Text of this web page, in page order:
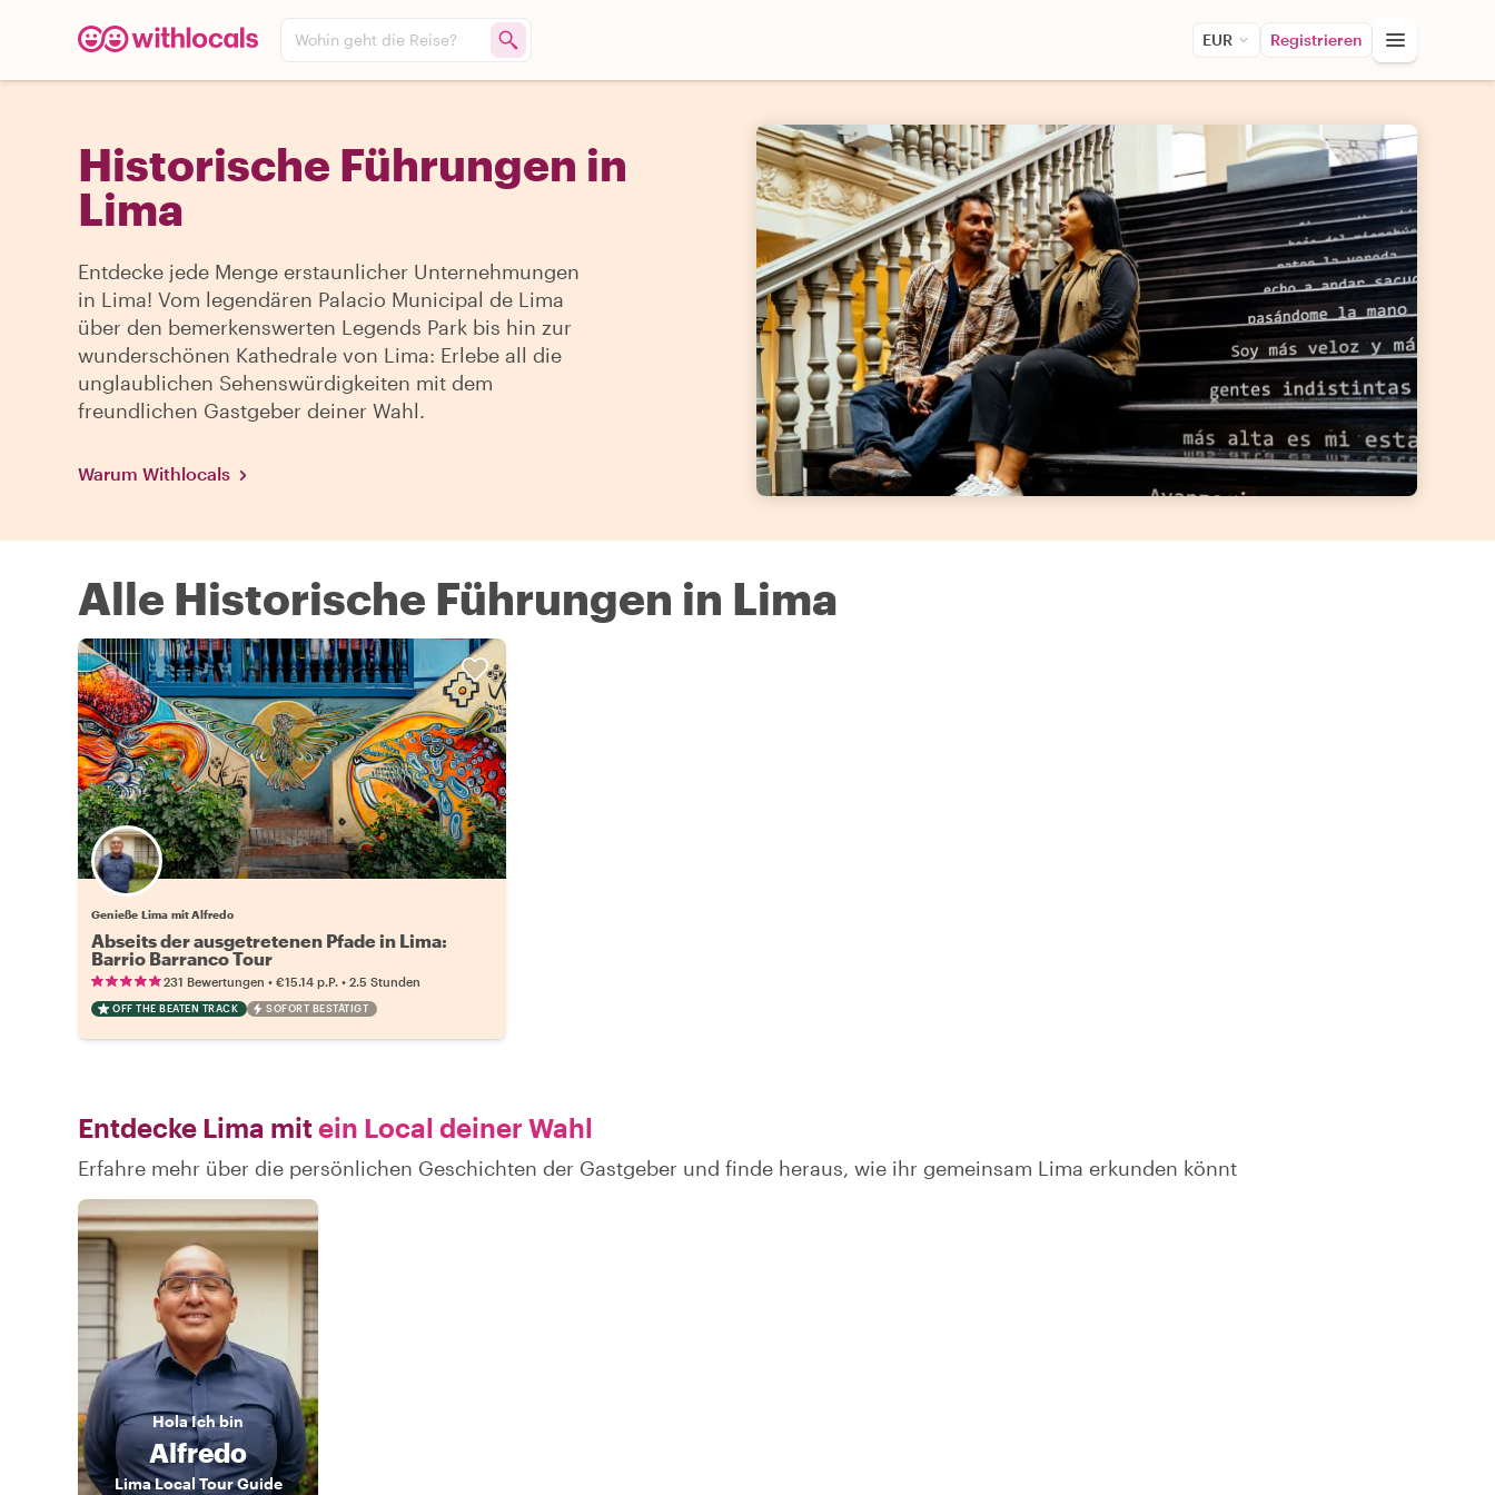
Wohin geht die Reise? EUR Registrieren
Historische Führungen in
Lima
Entdecke jede Menge erstaunlicher Unternehmungen
in Lima! Vom legendären Palacio Municipal de Lima
über den bemerkenswerten Legends Park bis hin zur
wunderschönen Kathedrale von Lima: Erlebe all die
unglaublichen Sehenswürdigkeiten mit dem
freundlichen Gastgeber deiner Wahl.
Warum Withlocals
Alle Historische Führungen in Lima
Genieße Lima mit Alfredo
Abseits der ausgetretenen Pfade in Lima:
Barrio Barranco Tour
231 Bewertungen • €15.14 p.P. • 2.5 Stunden
OFF THE BEATEN TRACK SOFORT BESTÄTIGT
Entdecke Lima mitein Local deiner Wahl
Erfahre mehr über die persönlichen Geschichten der Gastgeber und finde heraus, wie ihr gemeinsam Lima erkunden könnt
HolaIch bin
Alfredo
Lima Local Tour Guide